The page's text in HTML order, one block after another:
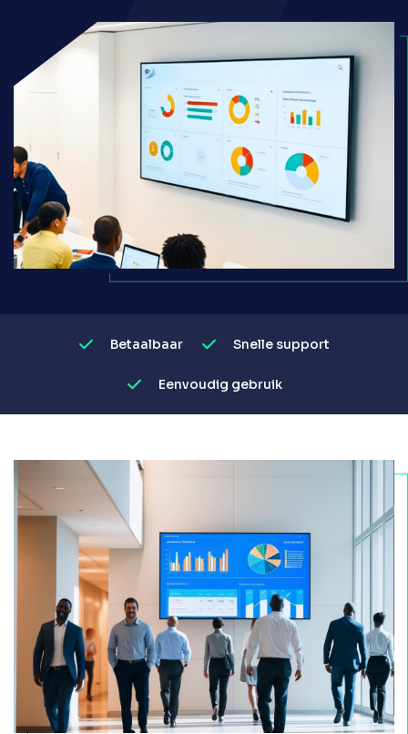
Betaalbaar Snelle support
Eenvoudig gebruik